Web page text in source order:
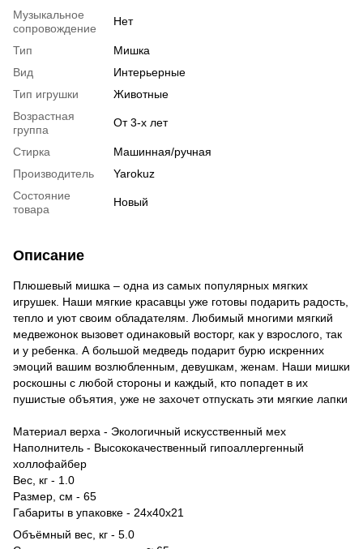
Музыкальное
сопровождение
Нет
Тип
Мишка
Вид
Интерьерные
Тип игрушки
Животные
Возрастная
группа
От 3-х лет
Стирка
Машинная/ручная
Производитель
Yarokuz
Состояние
товара
Новый
Описание
Плюшевый мишка – одна из самых популярных мягких
игрушек. Наши мягкие красавцы уже готовы подарить радость,
тепло и уют своим обладателям. Любимый многими мягкий
медвежонок вызовет одинаковый восторг, как у взрослого, так
и у ребенка. А большой медведь подарит бурю искренних
эмоций вашим возлюбленным, девушкам, женам. Наши мишки
роскошны с любой стороны и каждый, кто попадет в их
пушистые объятия, уже не захочет отпускать эти мягкие лапки
Материал верха - Экологичный искусственный мех
Наполнитель - Высококачественный гипоаллергенный
холлофайбер
Вес, кг - 1.0
Размер, см - 65
Габариты в упаковке - 24х40х21
Объёмный вес, кг - 5.0